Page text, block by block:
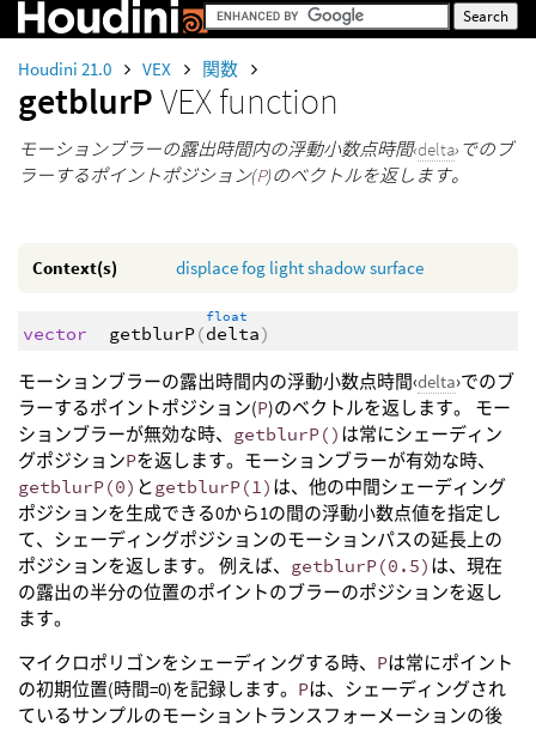
Houdini 21.0 VEX 関数
getblurPVEX function
モーションブラーの露出時間内の浮動小数点時間‹delta›でのブ
ラーするポイントポジション(P)のベクトルを返します。
Context(s) displacefog lightshadowsurface
vector getblurP(
float
delta)
モーションブラーの露出時間内の浮動小数点時間‹delta›でのブ
ラーするポイントポジション(P)のベクトルを返します。 モー
ションブラーが無効な時、 getblurP() は常にシェーディン
グポジションPを返します。モーションブラーが有効な時、
getblurP(0) とgetblurP(1) は、他の中間シェーディング
ポジションを生成できる0から1の間の浮動小数点値を指定し
て、シェーディングポジションのモーションパスの延長上の
ポジションを返します。 例えば、 getblurP(0.5) は、現在
の露出の半分の位置のポイントのブラーのポジションを返し
ます。
マイクロポリゴンをシェーディングする時、 Pは常にポイント
の初期位置(時間=0)を記録します。 Pは、シェーディングされ
ているサンプルのモーショントランスフォーメーションの後